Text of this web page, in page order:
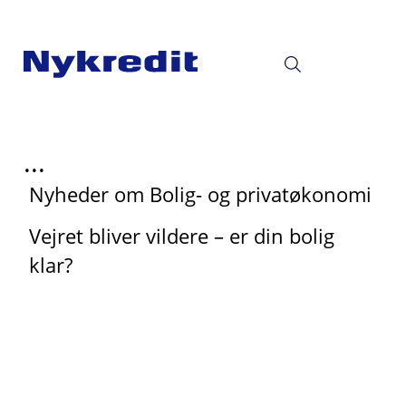
...
Nyheder om Bolig- og privatøkonomi
Vejret bliver vildere – er din bolig
klar?